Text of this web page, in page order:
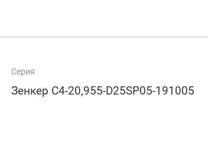
Серия
Зенкер C4-20,955-D25SP05-191005